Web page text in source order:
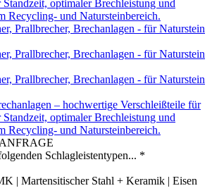
Schlagleistentypen... *
| Martensitischer Stahl + Keramik | Eisen